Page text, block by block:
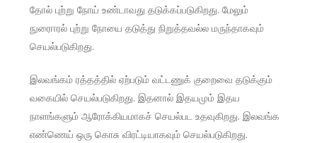
தோல் புற்று நோய் உண்டாவது தடுக்கப்படுகிறது. மேலும்
நுரைஈரல் புற்று நோயை தடுத்து நிறுத்தவல்ல மருந்தாகவும்
செயல்படுகிறது.
இலவங்கம் ரத்தத்தில் ஏற்படும் வட்டணுக் குறைவை தடுக்கும்
வகையில் செயல்படுகிறது. இதனால் இதயமும் இதய
நாளங்களும் ஆரோக்கியமாகச் செயல்பட உதவுகிறது. இலவங்க
எண்ணெய் ஒரு கொசு விரட்டியாகவும் செயல்படுகிறது.